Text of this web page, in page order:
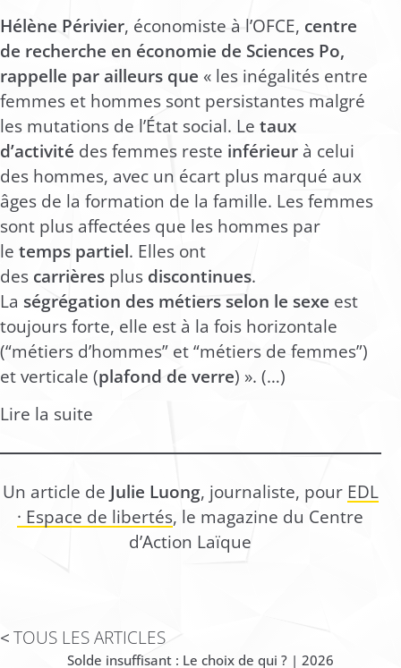
Hélène Périvier, économiste à l’OFCE, centre
de recherche en économie de Sciences Po,
rappelle par ailleurs que « les inégalités entre
femmes et hommes sont persistantes malgré
les mutations de l’État social. Le taux
d’activité des femmes reste inférieur à celui
des hommes, avec un écart plus marqué aux
âges de la formation de la famille. Les femmes
sont plus affectées que les hommes par
le temps partiel. Elles ont
des carrières plus discontinues.
La ségrégation des métiers selon le sexe est
toujours forte, elle est à la fois horizontale
(“métiers d’hommes” et “métiers de femmes”)
et verticale (plafond de verre) ». (…)
Lire la suite
Un article de Julie Luong, journaliste, pour EDL
· Espace de libertés, le magazine du Centre
d’Action Laïque
TOUS LES ARTICLES
Solde insuffisant : Le choix de qui ? | 2026